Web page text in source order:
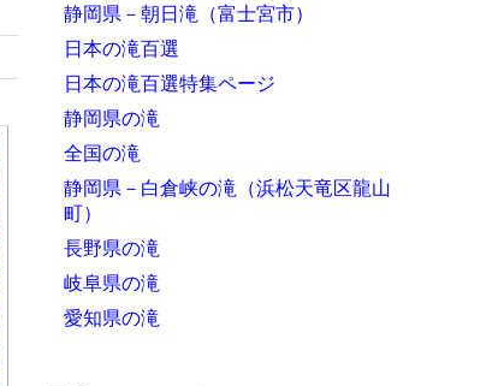
静岡県－朝日滝（富士宮市）
日本の滝百選
日本の滝百選特集ページ
静岡県の滝
全国の滝
静岡県－白倉峡の滝（浜松天竜区龍山
町）
長野県の滝
岐阜県の滝
愛知県の滝